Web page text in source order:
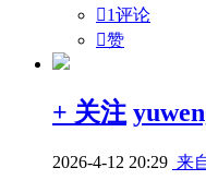
1评论
赞
+ 关注
2026-4-12 20:29 来